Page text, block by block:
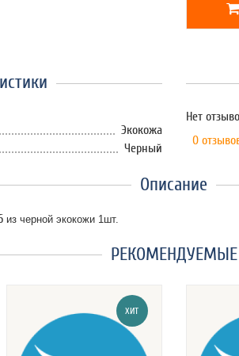
Экокожа
Черный
Нет
0
Описание
из черной экокожи 1шт.
РЕКОМЕНДУЕМЫЕ
ХИТ